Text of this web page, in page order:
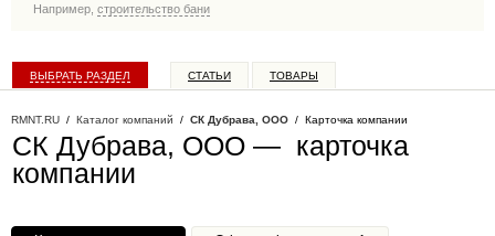
Например, строительство бани
ВЫБРАТЬ РАЗДЕЛ СТАТЬИ ТОВАРЫ
RMNT.RU / Каталог компаний / СК Дубрава, ООО / Карточка компании
СК Дубрава, ООО — карточка
компании